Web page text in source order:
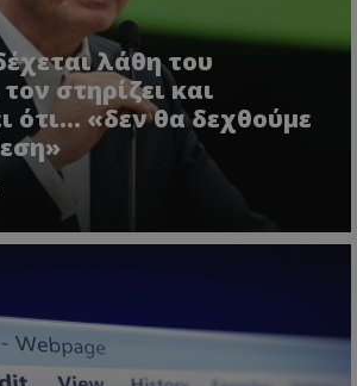
λάθη του
στηρίζει και
ότι... «δεν θα δεχθούμε